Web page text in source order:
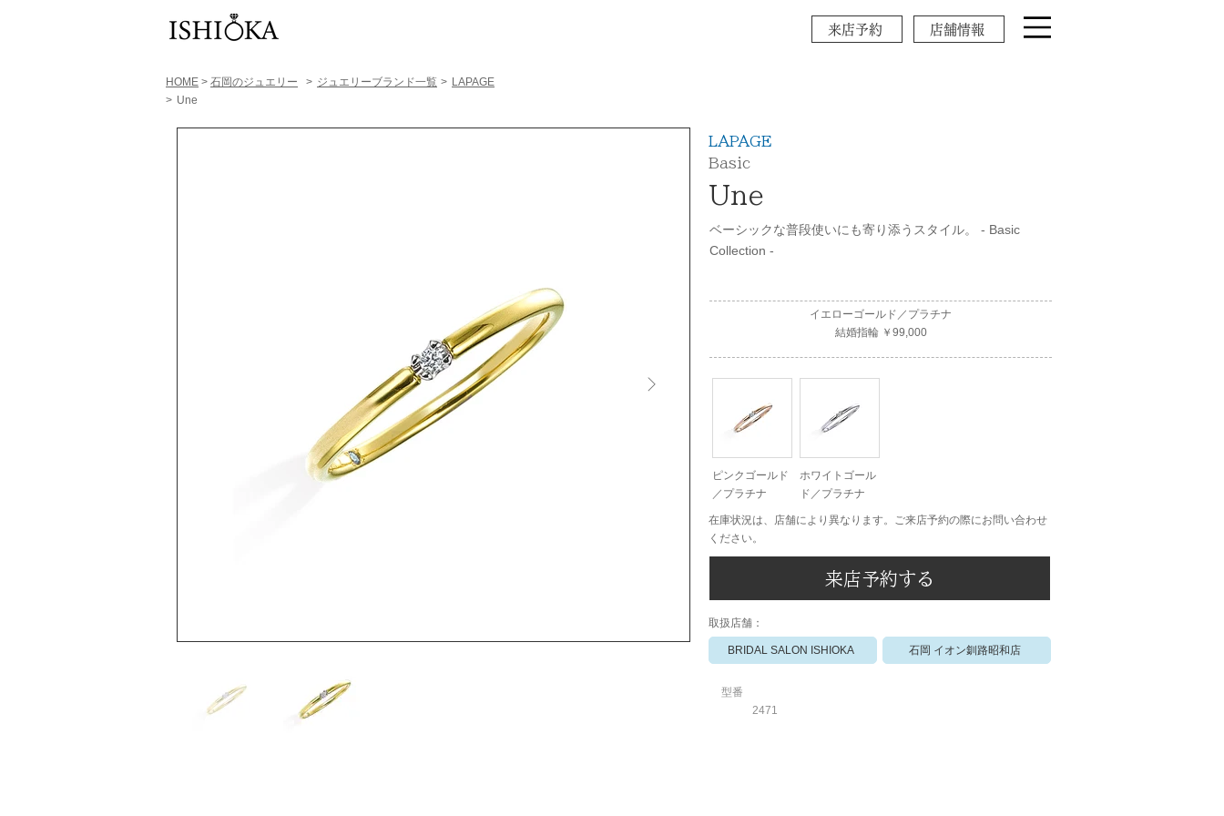
来店予約 店舗情報
HOME > 石岡のジュエリー > ジュエリーブランド一覧 > LAPAGE
> Une
LAPAGE
Basic
Une
ベーシックな普段使いにも寄り添うスタイル。 - Basic
Collection -
イエローゴールド／プラチナ
結婚指輪 ￥99,000
ピンクゴールド
／プラチナ
ホワイトゴール
ド／プラチナ
在庫状況は、店舗により異なります。ご来店予約の際にお問い合わせ
ください。
来店予約する
​取扱店舗：
BRIDAL SALON ISHIOKA 石岡 イオン釧路昭和店
型番
2471